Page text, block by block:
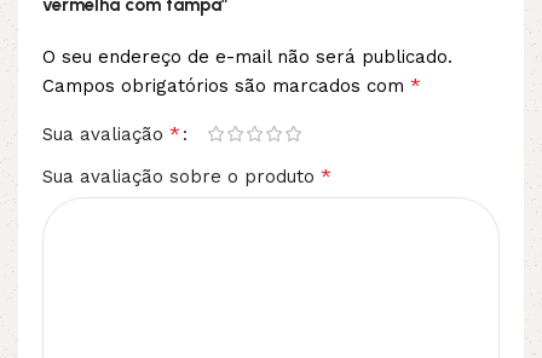
vermelha com tampa”
O seu endereço de e-mail não será publicado.
Campos obrigatórios são marcados com *
Sua avaliação *
Sua avaliação sobre o produto *